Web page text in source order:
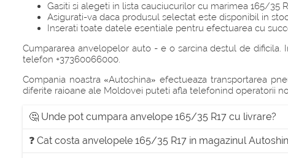
Gasiti si alegeti in lista cauciucurilor cu marimea 165/35
Asigurati-va daca produsul selectat este disponibil in
Inserati toate datele esentiale pentru efectuarea cu
Cumpararea anvelopelor auto - e o sarcina destul de
telefon +37360066000.
Compania noastra «Autoshina» efectueaza transportarea
diferite raioane ale Moldovei puteti afla telefonind operatorii
🤔 Unde pot cumpara anvelope 165/35 R17 cu livrare?
❓ Cat costa anvelopele 165/35 R17 in magazinul